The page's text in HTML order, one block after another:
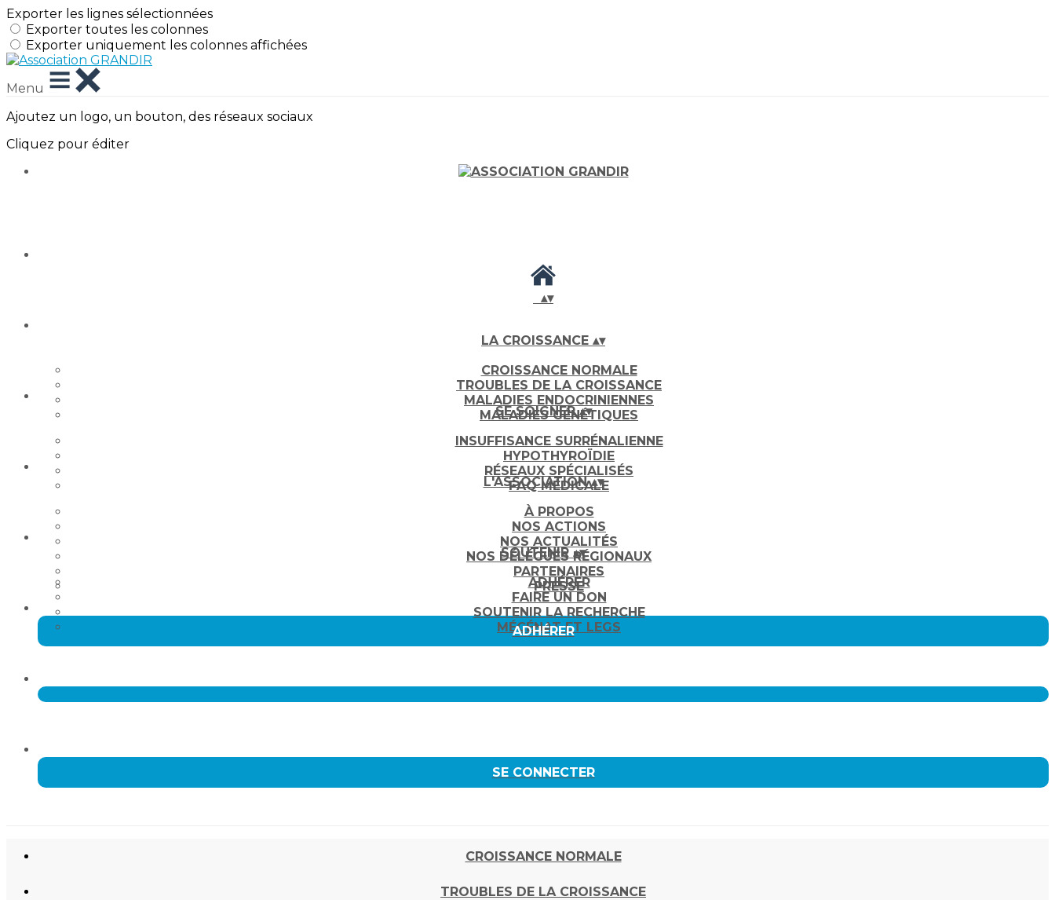
Exporter les lignes sélectionnées
Exporter toutes les colonnes
Exporter uniquement les colonnes affichées
Menu
Ajoutez un logo, un bouton, des réseaux sociaux
Cliquez pour éditer
▴▾
LA CROISSANCE ▴▾
CROISSANCE NORMALE
TROUBLES DE LA CROISSANCE
MALADIES ENDOCRINIENNES
MALADIES GÉNÉTIQUES
SE SOIGNER▴▾
INSUFFISANCE SURRÉNALIENNE
HYPOTHYROÏDIE
RÉSEAUX SPÉCIALISÉS
FAQ MÉDICALE
L'ASSOCIATION▴▾
À PROPOS
NOS ACTIONS
NOS ACTUALITÉS
NOS DÉLÉGUÉS RÉGIONAUX
PARTENAIRES
PRESSE
SOUTENIR▴▾
ADHÉRER
FAIRE UN DON
SOUTENIR LA RECHERCHE
MÉCÉNAT ET LEGS
ADHÉRER
SE CONNECTER
CROISSANCE NORMALE
TROUBLES DE LA CROISSANCE